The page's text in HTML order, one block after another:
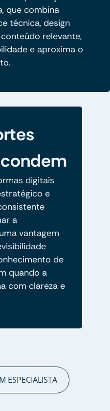
que combina
técnica, design
relevante,
e aproxima o
digitais
e
a
vantagem
de
quando a
com clareza e
ESPECIALISTA